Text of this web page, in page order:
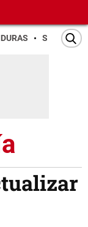
SAN PEDRO